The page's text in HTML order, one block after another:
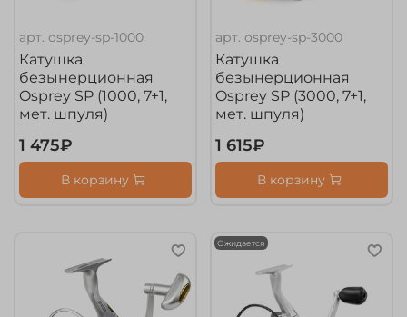
арт.osprey-sp-1000
Катушка
безынерционная
Osprey SP (1000, 7+1,
мет. шпуля)
1 475₽
В корзину
арт.osprey-sp-3000
Катушка
безынерционная
Osprey SP (3000, 7+1,
мет. шпуля)
1 615₽
В корзину
Ожидается